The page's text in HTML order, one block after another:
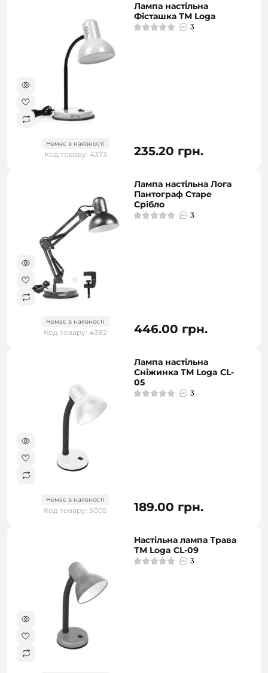
Немає в наявності
Код товару: 4373
Лампа настільна
Фісташка ТМ Loga
3
235.20 грн.
Немає в наявності
Код товару: 4382
Лампа настільна Лога
Пантограф Старе
Срібло
3
446.00 грн.
Немає в наявності
Код товару: 5005
Лампа настільна
Сніжинка ТМ Loga CL-
05
3
189.00 грн.
Настільна лампа Трава
ТМ Loga CL-09
3